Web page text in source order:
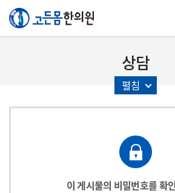
상담
펼침
이 게시물의 비밀번호를 확